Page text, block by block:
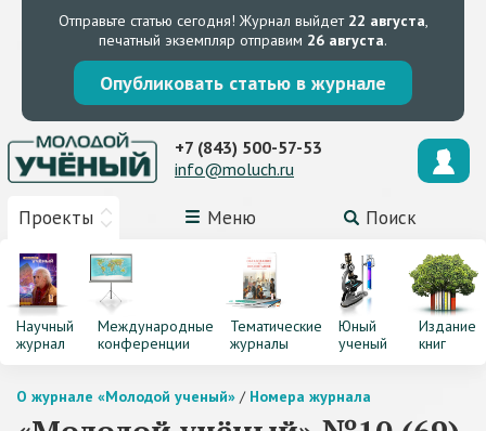
Отправьте статью сегодня! Журнал выйдет 22 августа,
печатный экземпляр отправим 26 августа.
Опубликовать статью в журнале
Проекты Меню Поиск
+7 (843) 500-57-53
info@moluch.ru
Научный
журнал
Международные
конференции
Тематические
журналы
Юный
ученый
Издание
книг
О журнале «Молодой ученый» / Номера журнала